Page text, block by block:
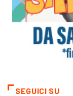
SEGUICI SU